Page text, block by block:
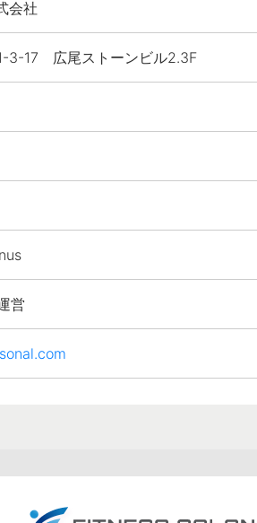
会社
3-17 広尾ストーンビル2.3F
営